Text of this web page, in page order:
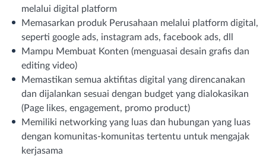
melalui digital platform
Memasarkan produk Perusahaan melalui platform digital,
seperti google ads, instagram ads, facebook ads, dll
Mampu Membuat Konten (menguasai desain grafis dan
editing video)
Memastikan semua aktifitas digital yang direncanakan
dan dijalankan sesuai dengan budget yang dialokasikan
(Page likes, engagement, promo product)
Memiliki networking yang luas dan hubungan yang luas
dengan komunitas-komunitas tertentu untuk mengajak
kerjasama